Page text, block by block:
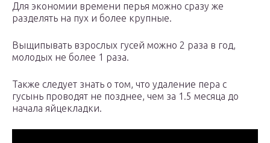
Для экономии времени перья можно сразу же
разделять на пух и более крупные.
Выщипывать взрослых гусей можно 2 раза в год,
молодых не более 1 раза.
Также следует знать о том, что удаление пера с
гусынь проводят не позднее, чем за 1.5 месяца до
начала яйцекладки.